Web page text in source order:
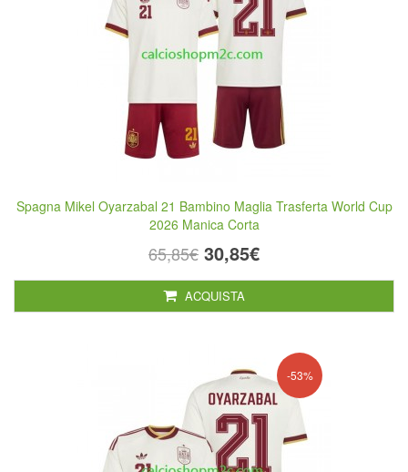
Spagna Mikel Oyarzabal 21 Bambino Maglia Trasferta World Cup
2026 Manica Corta
65,85€ 30,85€
ACQUISTA
-53%